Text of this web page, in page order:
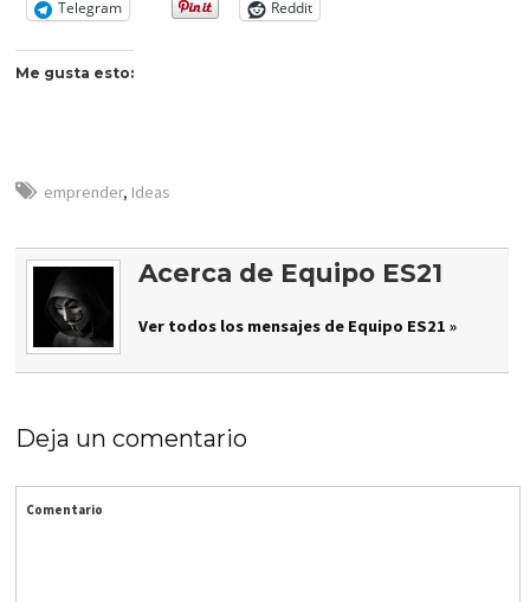
Telegram Reddit
Me gusta esto:
emprender, Ideas
Acerca de Equipo ES21
Ver todos los mensajes de Equipo ES21 »
Deja un comentario
Comentario